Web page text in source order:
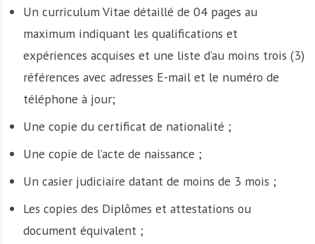
Un curriculum Vitae détaillé de 04 pages au
maximum indiquant les qualifications et
expériences acquises et une liste d’au moins trois (3)
références avec adresses E-mail et le numéro de
téléphone à jour;
Une copie du certificat de nationalité ;
Une copie de l’acte de naissance ;
Un casier judiciaire datant de moins de 3 mois ;
Les copies des Diplômes et attestations ou
document équivalent ;